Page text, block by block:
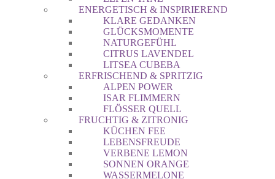
ENERGETISCH & INSPIRIEREND
KLARE GEDANKEN
GLÜCKSMOMENTE
NATURGEFÜHL
CITRUS LAVENDEL
LITSEA CUBEBA
ERFRISCHEND & SPRITZIG
ALPEN POWER
ISAR FLIMMERN
FLÖSSER QUELL
FRUCHTIG & ZITRONIG
KÜCHEN FEE
LEBENSFREUDE
VERBENE LEMON
SONNEN ORANGE
WASSERMELONE